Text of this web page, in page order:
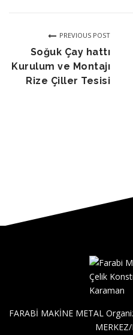
PREVIOUS POST
Soğuk Çay hattı
Kurulum ve Montajı
Rize Çiller Tesisi
FARABİ MAKİNE METAL